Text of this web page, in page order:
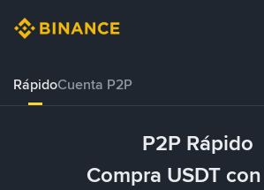
RápidoCuenta P2P
P2P Rápido
Compra USDT